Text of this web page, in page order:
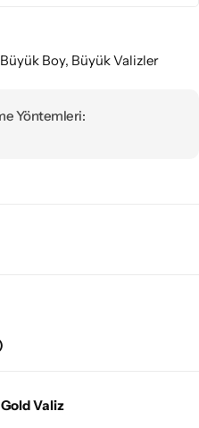
Büyük Boy, Büyük Valizler
Yöntemleri:
Valiz